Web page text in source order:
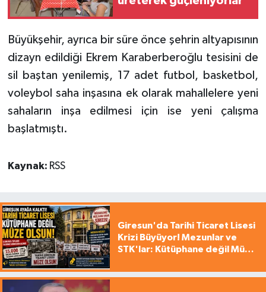
Büyükşehir, ayrıca bir süre önce şehrin altyapısının
dizayn edildiği Ekrem Karaberberoğlu tesisini de
sil baştan yenilemiş, 17 adet futbol, basketbol,
voleybol saha inşasına ek olarak mahallelere yeni
sahaların inşa edilmesi için ise yeni çalışma
başlatmıştı.
Kaynak: RSS
Giresun'da Tarihi Ticaret Lisesi
Krizi Büyüyor! Mezunlar ve
STK'lar: Kütüphane değil Müze